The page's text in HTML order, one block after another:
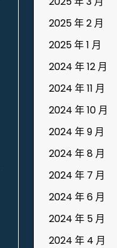
2025 年 2 月
2025 年 1 月
2024 年 12 月
2024 年 11 月
2024 年 10 月
2024 年 9 月
2024 年 8 月
2024 年 7 月
2024 年 6 月
2024 年 5 月
2024 年 4 月